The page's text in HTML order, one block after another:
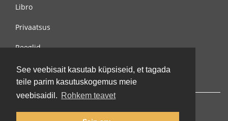
See veebisait kasutab küpsiseid, et tagada
teile parim kasutuskogemus meie
veebisaidil. Rohkem teavet
Libro
Privaatsus
Reeglid
Võta meiega ühendust